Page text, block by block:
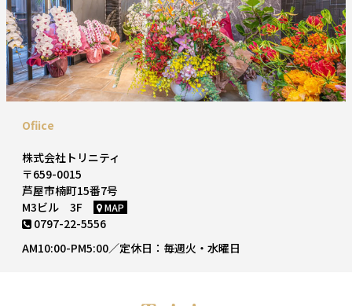
Ofiice
株式会社トリニティ
〒659-0015
芦屋市楠町15番7号
M3ビル 3F
MAP
0797-22-5556
AM10:00-PM5:00／定休日：毎週火・水曜日